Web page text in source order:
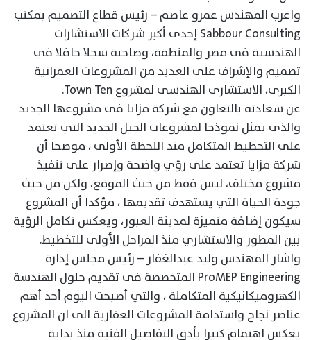
واعرب المهندس عمرو عاصم – رئيس قطاع التصميم بمكتب
Sabbour Consulting إحدى أكبر شركات الاستشارات
الهندسية في مصر والمنطقة، وصاحبة سجلا حافلا في
تصميم والإشراف على العديد من المشروعات العمرانية
الكبرى، الاستشارى الهندسى لمشروع Town Ten.
عن سعادته بالتعاون مع شركة مزايا فى مشروعها الجديد
والذى يمثل نموذجا لمشروعات الجيل الجديد التي تعتمد
على التخطيط المتكامل منذ اللحظة الأولى ، موضحا أن
شركة مزايا تعتمد على رؤي واضحة وإصرار على تنفيذ
مشروع مختلف، ليس فقط من حيث الموقع، ولكن من حيث
جودة الحياة التي يستهدف تقديمها ، مؤكدا أن المشروع
سيكون إضافة متميزة لمدينة العبور، ويعكس تكامل الرؤية
بين المطور والاستشاري منذ المراحل الأولى للتخطيط.
واشار المهندس وليد عبدالغفار – رئيس مجلس إدارة
ProMEP Engineering المتخصصة فى تقديم حلول الهندسة
الكهروميكانيكية المتكاملة ، والتي أصبحت اليوم أحد أهم
عناصر نجاح واستدامة المشروعات العقارية الى ان المشروع
يعكس اهتمام كبيرا بأدق التفاصيل الفنية منذ بداية